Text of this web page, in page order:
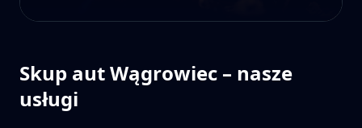
Skup autWągrowiec – nasze
usługi